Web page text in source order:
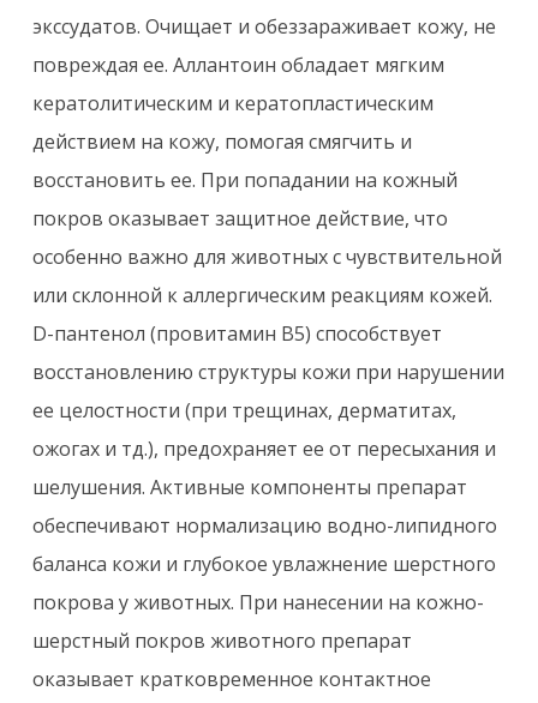
экссудатов. Очищает и обеззараживает кожу, не
повреждая ее. Аллантоин обладает мягким
кератолитическим и кератопластическим
действием на кожу, помогая смягчить и
восстановить ее. При попадании на кожный
покров оказывает защитное действие, что
особенно важно для животных с чувствительной
или склонной к аллергическим реакциям кожей.
D-пантенол (провитамин В5) способствует
восстановлению структуры кожи при нарушении
ее целостности (при трещинах, дерматитах,
ожогах и тд.), предохраняет ее от пересыхания и
шелушения. Активные компоненты препарат
обеспечивают нормализацию водно-липидного
баланса кожи и глубокое увлажнение шерстного
покрова у животных. При нанесении на кожно-
шерстный покров животного препарат
оказывает кратковременное контактное